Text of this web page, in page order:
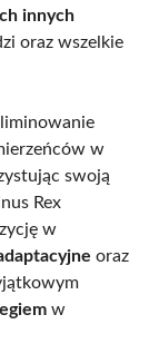
innych
oraz wszelkie
w
swoją
Rex
w
oraz
w